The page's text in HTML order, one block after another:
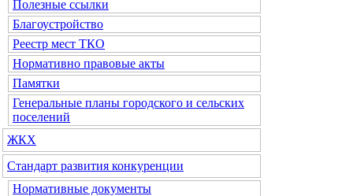
Полезные ссылки
Благоустройство
Реестр мест ТКО
Нормативно правовые акты
Памятки
Генеральные планы городского и сельских
поселений
ЖКХ
Стандарт развития конкуренции
Нормативные документы